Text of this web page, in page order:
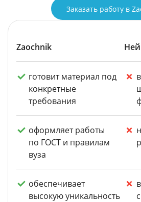
Заказать работу в
Zaochnik
готовит материал под
конкретные
требования
оформляет работы
по ГОСТ и правилам
вуза
обеспечивает
высокую уникальность